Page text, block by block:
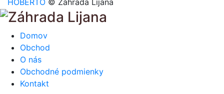
HOBERTO © Záhrada Lijana
Domov
Obchod
O nás
Obchodné podmienky
Kontakt